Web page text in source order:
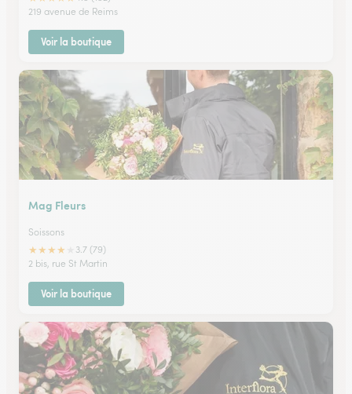
219 avenue de Reims
Voir la boutique
Mag Fleurs
Soissons
★★★★
3.7 (79)
2 bis, rue St Martin
Voir la boutique